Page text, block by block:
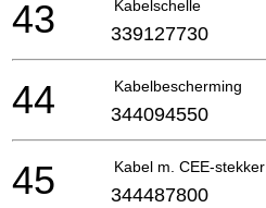
Kabelschelle
43 339127730
Kabelbescherming
44 344094550
Kabel m. CEE-stekker
45 344487800